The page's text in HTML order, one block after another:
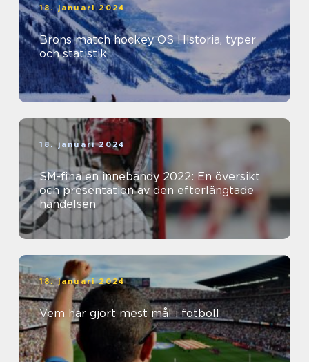
18. januari 2024
Brons match hockey OS Historia, typer
och statistik
18. januari 2024
SM-finalen innebandy 2022: En översikt
och presentation av den efterlängtade
händelsen
18. januari 2024
Vem har gjort mest mål i fotboll